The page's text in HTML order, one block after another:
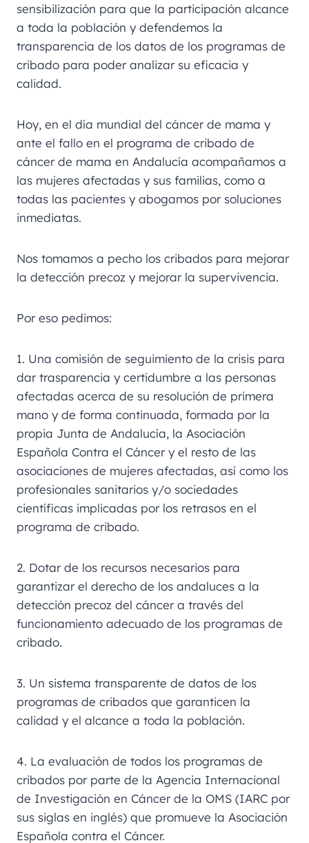
sensibilización para que la participación alcance
a toda la población y defendemos la
transparencia de los datos de los programas de
cribado para poder analizar su eficacia y
calidad.
Hoy, en el día mundial del cáncer de mama y
ante el fallo en el programa de cribado de
cáncer de mama en Andalucía acompañamos a
las mujeres afectadas y sus familias, como a
todas las pacientes y abogamos por soluciones
inmediatas.
Nos tomamos a pecho los cribados para mejorar
la detección precoz y mejorar la supervivencia.
Por eso pedimos:
1. Una comisión de seguimiento de la crisis para
dar trasparencia y certidumbre a las personas
afectadas acerca de su resolución de primera
mano y de forma continuada, formada por la
propia Junta de Andalucía, la Asociación
Española Contra el Cáncer y el resto de las
asociaciones de mujeres afectadas, así como los
profesionales sanitarios y/o sociedades
científicas implicadas por los retrasos en el
programa de cribado.
2. Dotar de los recursos necesarios para
garantizar el derecho de los andaluces a la
detección precoz del cáncer a través del
funcionamiento adecuado de los programas de
cribado.
3. Un sistema transparente de datos de los
programas de cribados que garanticen la
calidad y el alcance a toda la población.
4. La evaluación de todos los programas de
cribados por parte de la Agencia Internacional
de Investigación en Cáncer de la OMS (IARC por
sus siglas en inglés) que promueve la Asociación
Española contra el Cáncer.